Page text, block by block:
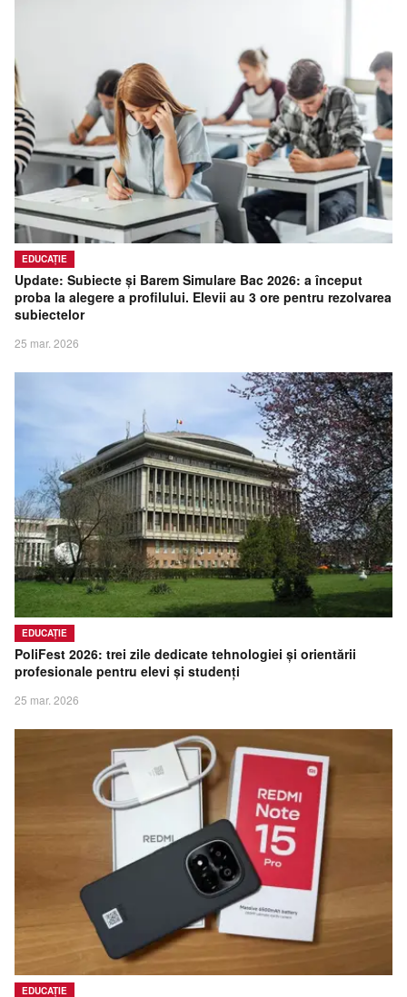
EDUCAȚIE
Update: Subiecte și Barem Simulare Bac 2026: a început
proba la alegere a profilului. Elevii au 3 ore pentru rezolvarea
subiectelor
25 mar. 2026
EDUCAȚIE
PoliFest 2026: trei zile dedicate tehnologiei și orientării
profesionale pentru elevi și studenți
25 mar. 2026
EDUCAȚIE